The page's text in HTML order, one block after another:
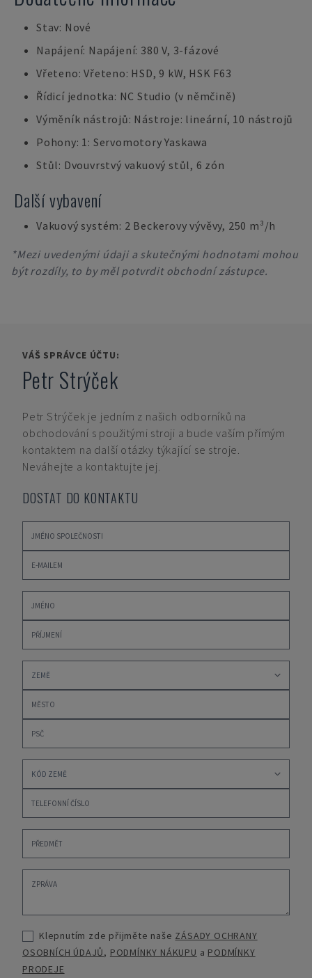
Stav: Nové
Napájení: Napájení: 380 V, 3-fázové
Vřeteno: Vřeteno: HSD, 9 kW, HSK F63
Řídicí jednotka: NC Studio (v němčině)
Výměník nástrojů: Nástroje: lineární, 10 nástrojů
Pohony: 1: Servomotory Yaskawa
Stůl: Dvouvrstvý vakuový stůl, 6 zón
Další vybavení
Vakuový systém: 2 Beckerovy vývěvy, 250 m³/h
*Mezi uvedenými údaji a skutečnými hodnotami mohou
být rozdíly, to by měl potvrdit obchodní zástupce.
VÁŠ SPRÁVCE ÚČTU:
Petr Strýček
Petr Strýček je jedním z našich odborníků na
obchodování s použitými stroji a bude vaším přímým
kontaktem na další otázky týkající se stroje.
Neváhejte a kontaktujte jej.
DOSTAT DO KONTAKTU
Klepnutím zde přijměte naše ZÁSADY OCHRANY
OSOBNÍCH ÚDAJŮ, PODMÍNKY NÁKUPU a PODMÍNKY
PRODEJE